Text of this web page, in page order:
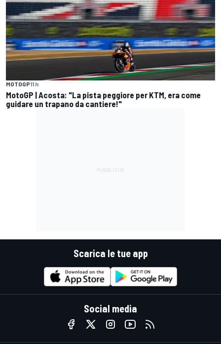
MOTOGP11 h
MotoGP | Acosta: "La pista peggiore per KTM, era come
guidare un trapano da cantiere!"
Scarica le tue app
Social media